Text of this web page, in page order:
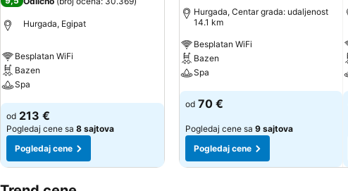
Hurgada, Egipat
Besplatan WiFi
Bazen
Spa
Pogledaj cene
od 213 €
Pogledaj cene sa 8 sajtova
Pogledaj cene
Hurgada, Centar grada: udaljenost
14.1 km
Besplatan WiFi
Bazen
Spa
Pogledaj cene
od 70 €
Pogledaj cene sa 9 sajtova
Pogledaj cene